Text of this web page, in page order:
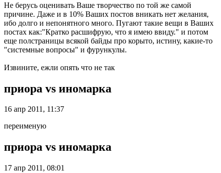
Не берусь оценивать Ваше творчество по той же самой
причине. Даже и в 10% Ваших постов вникать нет желания,
ибо долго и непонятного много. Пугают такие вещи в Ваших
постах как:"Кратко расшифрую, что я имею ввиду." и потом
еще полстраницы всякой байды про корыто, истину, какие-то
"системные вопросы" и фурункулы.
Извините, ежли опять что не так
приора vs иномарка
16 апр 2011, 11:37
переименую
приора vs иномарка
17 апр 2011, 08:01